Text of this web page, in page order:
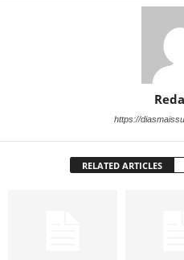
https://
RELATED ARTICLES